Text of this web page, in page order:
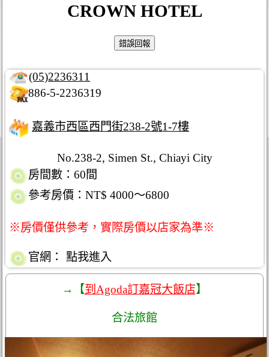
CROWN HOTEL
(05)2236311
886-5-2236319
嘉義市西區西門街238-2號1-7樓
No.238-2, Simen St., Chiayi City
房間數：60間
參考房價：NT$ 4000～6800
※房價僅供參考，實際房價以店家為準※
官網： 點我進入
→【到Agoda訂嘉冠大飯店】
合法旅館